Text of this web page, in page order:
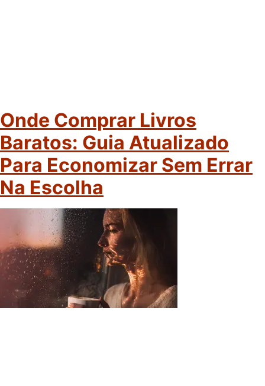
Onde Comprar Livros
Baratos: Guia Atualizado
Para Economizar Sem Errar
Na Escolha